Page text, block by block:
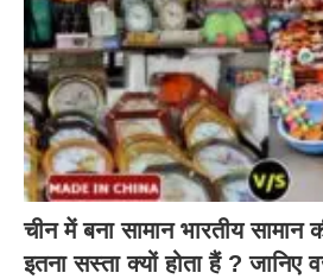
चीन में बना सामान भारतीय
इतना सस्ता क्यों होता हैं ? जानिए